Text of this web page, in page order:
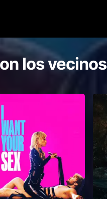
los vecinos